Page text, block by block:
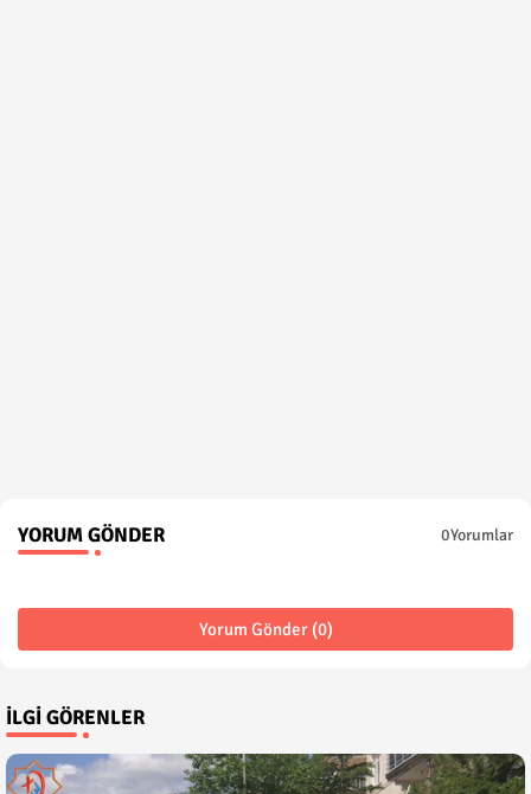
YORUM GÖNDER 0Yorumlar
Yorum Gönder (0)
İLGI GÖRENLER